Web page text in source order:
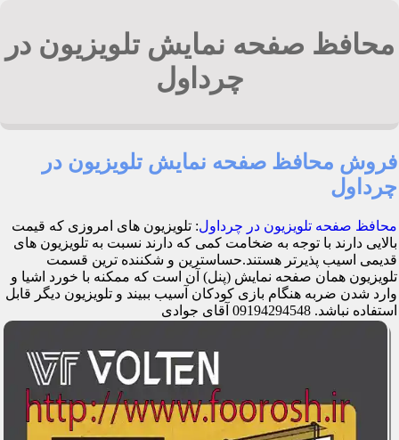
محافظ صفحه نمایش تلویزیون در
چرداول
فروش محافظ صفحه نمایش تلویزیون در
چرداول
محافظ صفحه تلویزیون در چرداول: تلویزیون های امروزی که قیمت
بالایی دارند با توجه به ضخامت کمی که دارند نسبت به تلویزیون های
قدیمی اسیب پذیرتر هستند.حساسترین و شکننده ترین قسمت
تلویزیون همان صفحه نمایش (پنل) آن است که ممکنه با خورد اشیا و
وارد شدن ضربه هنگام بازی کودکان آسیب ببیند و تلویزیون دیگر قابل
استفاده نباشد. 09194294548 آقای جوادی